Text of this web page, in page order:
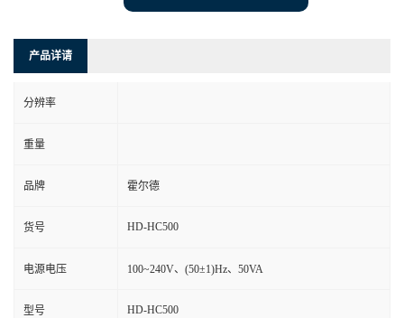
产品详请
分辨率
重量
品牌 霍尔德
货号 HD-HC500
电源电压 100~240V、(50±1)Hz、50VA
型号 HD-HC500